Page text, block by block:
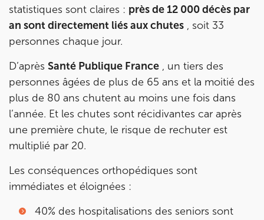
statistiques sont claires : près de 12 000 décès par
an sont directement liés aux chutes , soit 33
personnes chaque jour.
D’après Santé Publique France , un tiers des
personnes âgées de plus de 65 ans et la moitié des
plus de 80 ans chutent au moins une fois dans
l’année. Et les chutes sont récidivantes car après
une première chute, le risque de rechuter est
multiplié par 20.
Les conséquences orthopédiques sont
immédiates et éloignées :
40% des hospitalisations des seniors sont
quotidien.
IK PARIS 16 – TROCADÉRO
8 Av. de Camoens 75116 Paris
8 Av. de Camoens 75116 Paris
01 42 15 22 46
Prenez RDV sur
IK PARIS 15 – SÉGUR